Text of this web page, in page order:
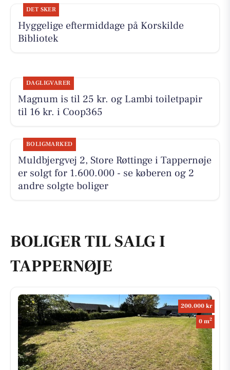
DET SKER
Hyggelige eftermiddage på Korskilde
Bibliotek
DAGLIGVARER
Magnum is til 25 kr. og Lambi toiletpapir
til 16 kr. i Coop365
BOLIGMARKED
Muldbjergvej 2, Store Røttinge i Tappernøje
er solgt for 1.600.000 - se køberen og 2
andre solgte boliger
BOLIGER TIL SALG I
TAPPERNØJE
200.000 kr
0 m2